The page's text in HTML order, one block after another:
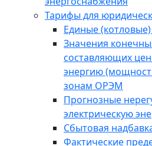
Тарифы для
Единые
Значения
составляющих
энергию
зонам ОРЭМ
Прогнозные
электрическую
Сбытовая
Фактические